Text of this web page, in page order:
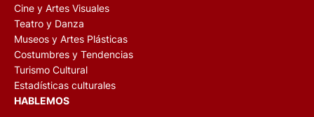
Cine y Artes Visuales
Teatro y Danza
Museos y Artes Plásticas
Costumbres y Tendencias
Turismo Cultural
Estadísticas culturales
HABLEMOS